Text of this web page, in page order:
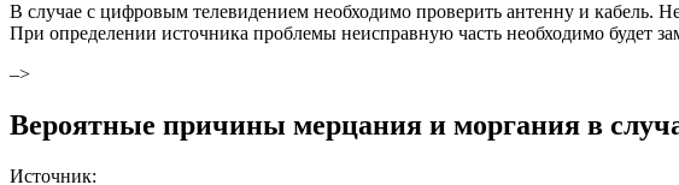
В случае с цифровым телевидением необходимо проверить антенну и кабель.
При определении источника проблемы неисправную часть необходимо будет
–>
Вероятные причины мерцания и моргания в
Источник: